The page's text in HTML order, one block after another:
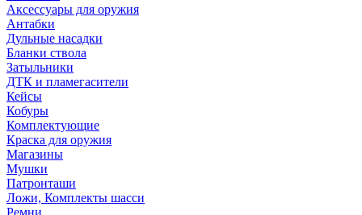
Аксессуары для оружия
Антабки
Дульные насадки
Бланки ствола
Затыльники
ДТК и пламегасители
Кейсы
Кобуры
Комплектующие
Краска для оружия
Магазины
Мушки
Патронташи
Ложи, Комплекты шасси
Ремни